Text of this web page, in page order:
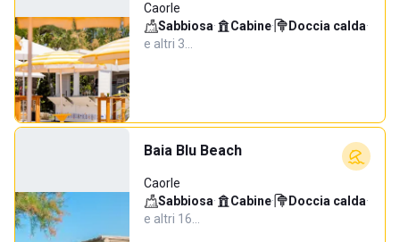
Caorle
Sabbiosa· Cabine· Doccia calda·
e altri 3…
Baia Blu Beach
Caorle
Sabbiosa· Cabine· Doccia calda·
e altri 16…